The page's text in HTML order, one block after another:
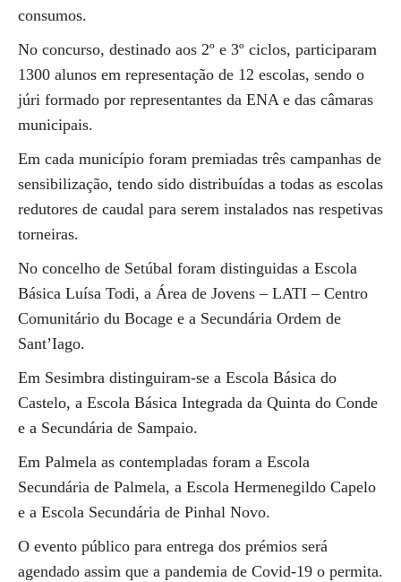
consumos.
No concurso, destinado aos 2º e 3º ciclos, participaram
1300 alunos em representação de 12 escolas, sendo o
júri formado por representantes da ENA e das câmaras
municipais.
Em cada município foram premiadas três campanhas de
sensibilização, tendo sido distribuídas a todas as escolas
redutores de caudal para serem instalados nas respetivas
torneiras.
No concelho de Setúbal foram distinguidas a Escola
Básica Luísa Todi, a Área de Jovens – LATI – Centro
Comunitário du Bocage e a Secundária Ordem de
Sant’Iago.
Em Sesimbra distinguiram-se a Escola Básica do
Castelo, a Escola Básica Integrada da Quinta do Conde
e a Secundária de Sampaio.
Em Palmela as contempladas foram a Escola
Secundária de Palmela, a Escola Hermenegildo Capelo
e a Escola Secundária de Pinhal Novo.
O evento público para entrega dos prémios será
agendado assim que a pandemia de Covid-19 o permita.